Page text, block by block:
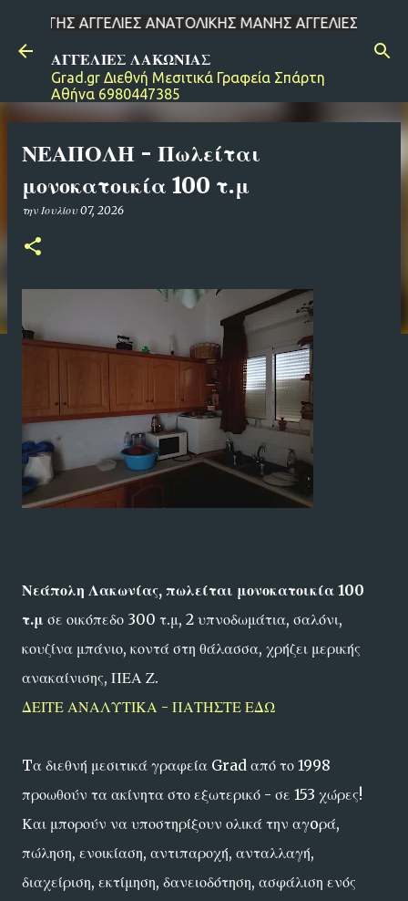
Μετάβαση στο κύριο περιεχόμενο
ΑΝΑΤΟΛΙΚΗΣ ΜΑΝΗΣ ΑΓΓΕΛΙΕΣ ΔΗΜΟΥ ΕΥΡΩΤΑ
ΑΓΓΕΛΙΕΣ ΛΑΚΩΝΙΑΣ
Grad.gr Διεθνή Μεσιτικά Γραφεία Σπάρτη
Αθήνα 6980447385
ΝΕΑΠΟΛΗ - Πωλείται
μονοκατοικία 100 τ.μ
την Ιουλίου 07, 2026
Νεάπολη Λακωνίας, πωλείται μονοκατοικία 100
τ.μ σε οικόπεδο 300 τ.μ, 2 υπνοδωμάτια, σαλόνι,
κουζίνα μπάνιο, κοντά στη θάλασσα, χρήζει μερικής
ανακαίνισης, ΠΕΑ Ζ.
ΔΕΙΤΕ ΑΝΑΛΥΤΙΚΑ - ΠΑΤΗΣΤΕ ΕΔΩ
Tα διεθνή μεσιτικά γραφεία Grad από το 1998
προωθούν τα ακίνητα στο εξωτερικό - σε 153 χώρες!
Και μπορούν να υποστηρίξουν ολικά την αγoρά,
πώληση, ενοικίαση, αντιπαροχή, ανταλλαγή,
διαχείριση, εκτίμηση, δανειοδότηση, ασφάλιση ενός